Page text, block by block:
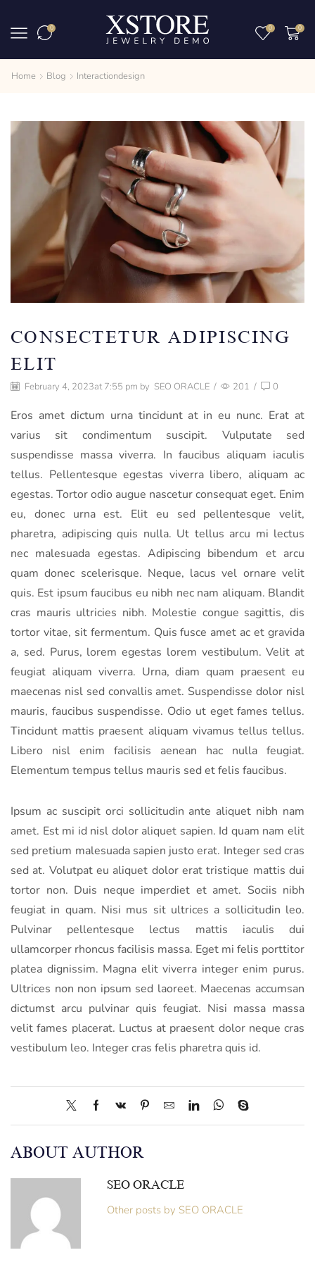
0 0 0
Home Blog Interactiondesign
CONSECTETUR ADIPISCING
ELIT
February 4, 2023at 7:55 pm by SEO ORACLE / 201 / 0
Eros amet dictum urna tincidunt at in eu nunc. Erat at
varius sit condimentum suscipit. Vulputate sed
suspendisse massa viverra. In faucibus aliquam iaculis
tellus. Pellentesque egestas viverra libero, aliquam ac
egestas. Tortor odio augue nascetur consequat eget. Enim
eu, donec urna est. Elit eu sed pellentesque velit,
pharetra, adipiscing quis nulla. Ut tellus arcu mi lectus
nec malesuada egestas. Adipiscing bibendum et arcu
quam donec scelerisque. Neque, lacus vel ornare velit
quis. Est ipsum faucibus eu nibh nec nam aliquam. Blandit
cras mauris ultricies nibh. Molestie congue sagittis, dis
tortor vitae, sit fermentum. Quis fusce amet ac et gravida
a, sed. Purus, lorem egestas lorem vestibulum. Velit at
feugiat aliquam viverra. Urna, diam quam praesent eu
maecenas nisl sed convallis amet. Suspendisse dolor nisl
mauris, faucibus suspendisse. Odio ut eget fames tellus.
Tincidunt mattis praesent aliquam vivamus tellus tellus.
Libero nisl enim facilisis aenean hac nulla feugiat.
Elementum tempus tellus mauris sed et felis faucibus.
Ipsum ac suscipit orci sollicitudin ante aliquet nibh nam
amet. Est mi id nisl dolor aliquet sapien. Id quam nam elit
sed pretium malesuada sapien justo erat. Integer sed cras
sed at. Volutpat eu aliquet dolor erat tristique mattis dui
tortor non. Duis neque imperdiet et amet. Sociis nibh
feugiat in quam. Nisi mus sit ultrices a sollicitudin leo.
Pulvinar pellentesque lectus mattis iaculis dui
ullamcorper rhoncus facilisis massa. Eget mi felis porttitor
platea dignissim. Magna elit viverra integer enim purus.
Ultrices non non ipsum sed laoreet. Maecenas accumsan
dictumst arcu pulvinar quis feugiat. Nisi massa massa
velit fames placerat. Luctus at praesent dolor neque cras
vestibulum leo. Integer cras felis pharetra quis id.
ABOUT AUTHOR
SEO ORACLE
Other posts by SEO ORACLE